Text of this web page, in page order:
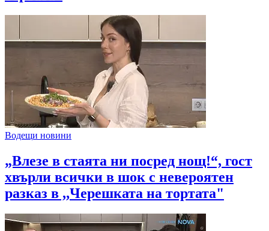
Водещи новини
„Влезе в стаята ни посред нощ!“, гост
хвърли всички в шок с невероятен
разказ в ,,Черешката на тортата"